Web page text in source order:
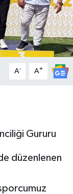
A- A+
Gururu
düzenlenen